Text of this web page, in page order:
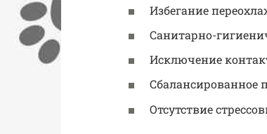
Избегание
Санитарно-
Исключение
Сбалансированное
Отсутствие